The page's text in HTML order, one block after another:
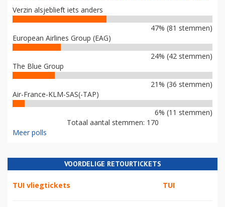
Verzin alsjeblieft iets anders
47% (81 stemmen)
European Airlines Group (EAG)
24% (42 stemmen)
The Blue Group
21% (36 stemmen)
Air-France-KLM-SAS(-TAP)
6% (11 stemmen)
Totaal aantal stemmen: 170
Meer polls
VOORDELIGE RETOURTICKETS
TUI vliegtickets TUI